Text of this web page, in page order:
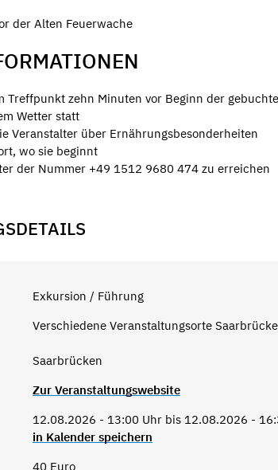
der Alten Feuerwache
Treffpunkt zehn Minuten vor Beginn der
Wetter statt
Veranstalter über Ernährungsbesonderheiten
wo sie beginnt
der Nummer +49 1512 9680 474 zu erreichen
Exkursion / Führung
Verschiedene Veranstaltungsorte
Saarbrücken
Zur Veranstaltungswebsite
12.08.2026 - 13:00 Uhr bis 12.08.2026 -
in Kalender speichern
40 Euro